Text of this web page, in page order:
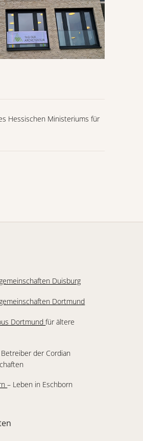
Hessischen Ministeriums für
Duisburg(Link öffnet in
Dortmund(Link öffnet in
Dortmund(Link öffnet in einem neuen
für ältere
öffnet in einem neuen Fenster)
der Cordian
(Link öffnet in einem neuen Fenster)
– Leben in Eschborn